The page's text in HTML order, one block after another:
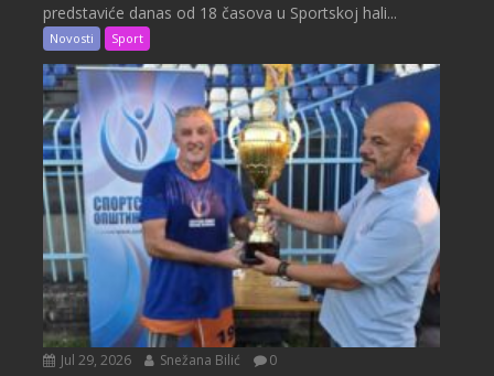
predstaviće danas od 18 časova u Sportskoj hali...
Novosti Sport
Jul 29, 2026 Snežana Bilić 0